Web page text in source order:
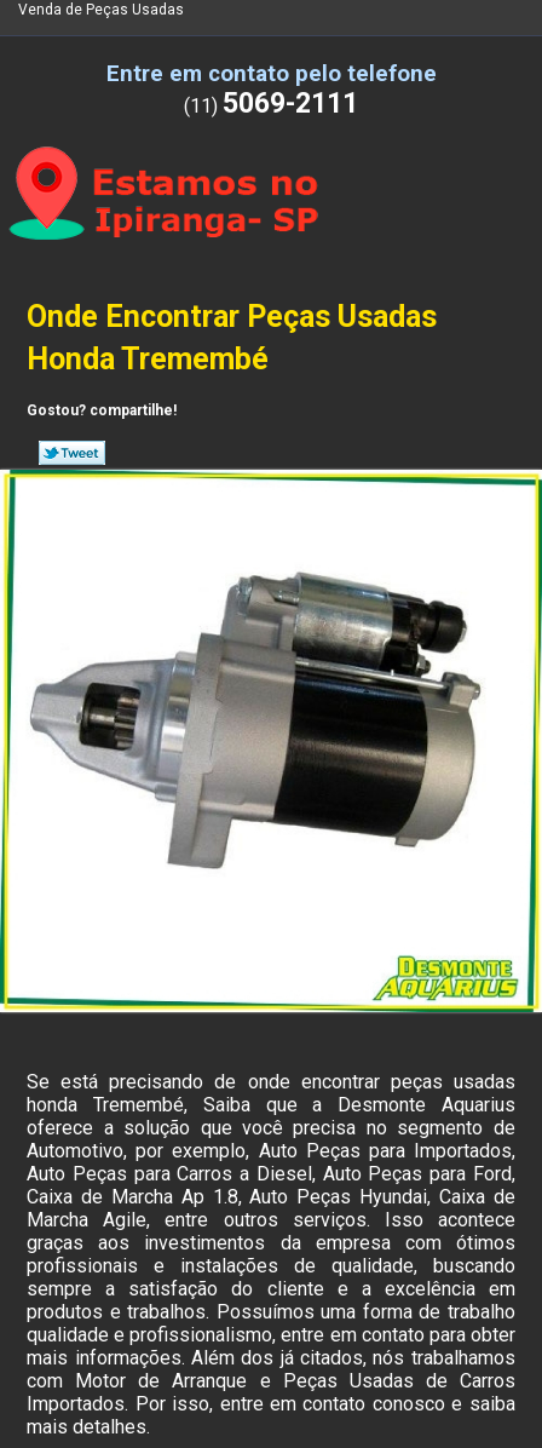
Venda de Peças Usadas
Entre em contato pelo telefone
(11) 5069-2111
Onde Encontrar Peças Usadas
Honda Tremembé
Gostou? compartilhe!
Se está precisando de onde encontrar peças usadas
honda Tremembé, Saiba que a Desmonte Aquarius
oferece a solução que você precisa no segmento de
Automotivo, por exemplo, Auto Peças para Importados,
Auto Peças para Carros a Diesel, Auto Peças para Ford,
Caixa de Marcha Ap 1.8, Auto Peças Hyundai, Caixa de
Marcha Agile, entre outros serviços. Isso acontece
graças aos investimentos da empresa com ótimos
profissionais e instalações de qualidade, buscando
sempre a satisfação do cliente e a excelência em
produtos e trabalhos. Possuímos uma forma de trabalho
qualidade e profissionalismo, entre em contato para obter
mais informações. Além dos já citados, nós trabalhamos
com Motor de Arranque e Peças Usadas de Carros
Importados. Por isso, entre em contato conosco e saiba
mais detalhes.